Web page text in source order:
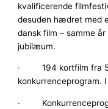
kvalificerende
desuden hædret med
dansk film – samme
jubilæum.
· 194 kortfilm fra 51
konkurrenceprogram.
·